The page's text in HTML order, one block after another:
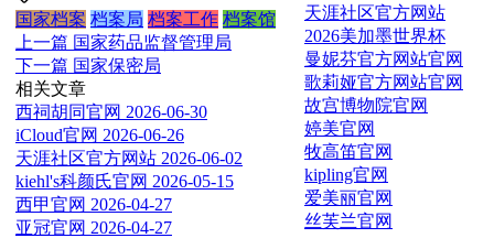
国家档案 档案局 档案工作 档案馆
上一篇 国家药品监督管理局
下一篇 国家保密局
相关文章
西祠胡同官网 2026-06-30
iCloud官网 2026-06-26
天涯社区官方网站 2026-06-02
kiehl's科颜氏官网 2026-05-15
西甲官网 2026-04-27
亚冠官网 2026-04-27
天涯社区官方网站
2026美加墨世界杯
曼妮芬官方网站官网
歌莉娅官方网站官网
故宫博物院官网
婷美官网
牧高笛官网
kipling官网
爱美丽官网
丝芙兰官网